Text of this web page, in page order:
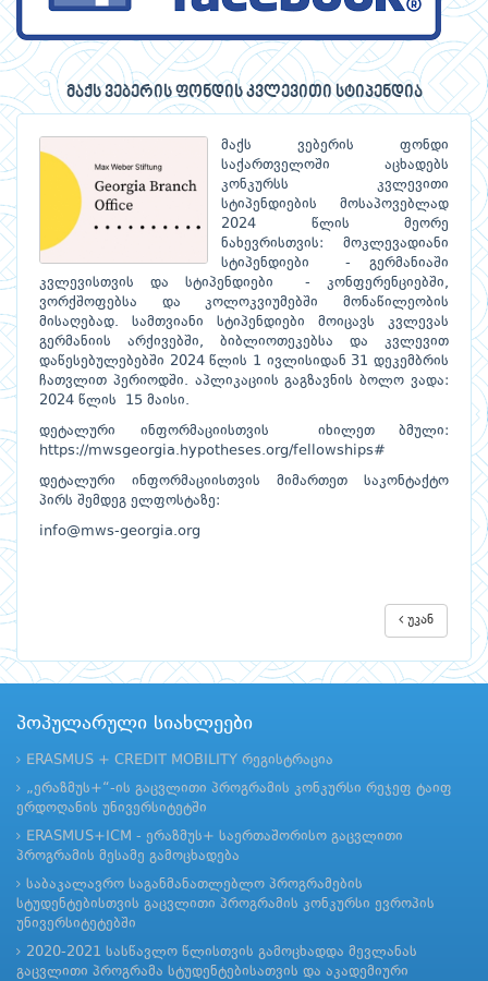
მაქს ვებერის ფონდის კვლევითი სტიპენდია
მაქს ვებერის ფონდი
საქართველოში აცხადებს
კონკურსს კვლევითი
სტიპენდიების მოსაპოვებლად
2024 წლის მეორე
ნახევრისთვის: მოკლევადიანი
სტიპენდიები - გერმანიაში
კვლევისთვის და სტიპენდიები - კონფერენციებში,
ვორქშოფებსა და კოლოკვიუმებში მონაწილეობის
მისაღებად. სამთვიანი სტიპენდიები მოიცავს კვლევას
გერმანიის არქივებში, ბიბლიოთეკებსა და კვლევით
დაწესებულებებში 2024 წლის 1 ივლისიდან 31 დეკემბრის
ჩათვლით პერიოდში. აპლიკაციის გაგზავნის ბოლო ვადა:
2024 წლის 15 მაისი.
დეტალური ინფორმაციისთვის იხილეთ ბმული:
https://mwsgeorgia.hypotheses.org/fellowships#
დეტალური ინფორმაციისთვის მიმართეთ საკონტაქტო
პირს შემდეგ ელფოსტაზე:
info@mws-georgia.org
უკან
პოპულარული სიახლეები
ERASMUS + CREDIT MOBILITY რეგისტრაცია
„ერაზმუს+“-ის გაცვლითი პროგრამის კონკურსი რეჯეფ ტაიფ
ერდოღანის უნივერსიტეტში
ERASMUS+ICM - ერაზმუს+ საერთაშორისო გაცვლითი
პროგრამის მესამე გამოცხადება
საბაკალავრო საგანმანათლებლო პროგრამების
სტუდენტებისთვის გაცვლითი პროგრამის კონკურსი ევროპის
უნივერსიტეტებში
2020-2021 სასწავლო წლისთვის გამოცხადდა მევლანას
გაცვლითი პროგრამა სტუდენტებისათვის და აკადემიური